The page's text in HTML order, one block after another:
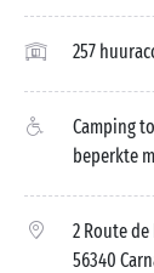
257
Camping
beperkte
2 Route
56340